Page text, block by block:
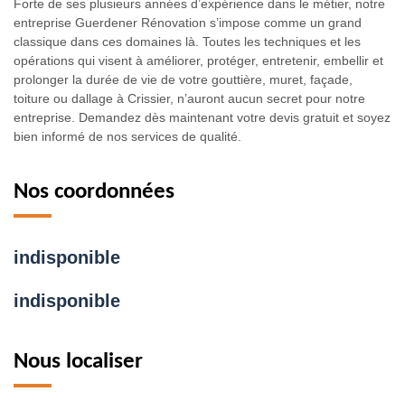
Forte de ses plusieurs années d’expérience dans le métier, notre
entreprise Guerdener Rénovation s’impose comme un grand
classique dans ces domaines là. Toutes les techniques et les
opérations qui visent à améliorer, protéger, entretenir, embellir et
prolonger la durée de vie de votre gouttière, muret, façade,
toiture ou dallage à Crissier, n’auront aucun secret pour notre
entreprise. Demandez dès maintenant votre devis gratuit et soyez
bien informé de nos services de qualité.
Nos coordonnées
indisponible
indisponible
Nous localiser